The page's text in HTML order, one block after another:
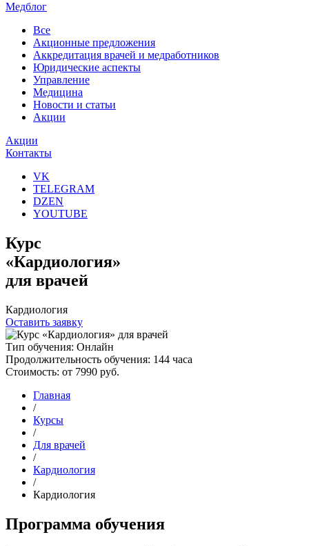
Медблог
Все
Акционные предложения
Аккредитация врачей и медработников
Юридические аспекты
Управление
Медицина
Новости и статьи
Акции
Акции
Контакты
VK
TELEGRAM
DZEN
YOUTUBE
Курс
«Кардиология»
для врачей
Кардиология
Оставить заявку
Тип обучения: Онлайн
Продолжительность обучения: 144 часа
Стоимость: от 7990 руб.
Главная
/
Курсы
/
Для врачей
/
Кардиология
/
Кардиология
Программа обучения